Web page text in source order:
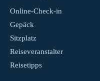
Online-Check-in
Gepäck
Sitzplatz
Reiseveranstalter
Reisetipps